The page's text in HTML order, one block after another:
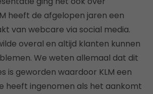
heeft de afgelopen jaren een
van webcare via social media.
overal en altijd klanten kunnen
We weten allemaal dat dit
is geworden waardoor KLM een
heeft ingenomen als het aankomt